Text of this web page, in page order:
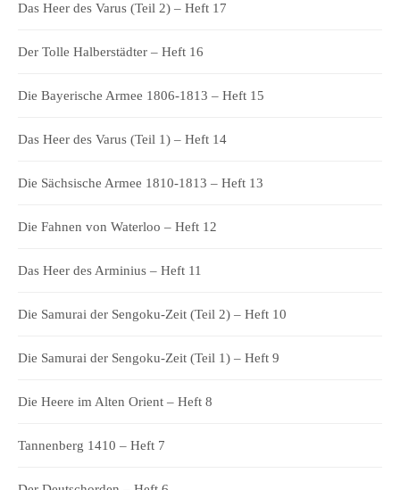
Das Heer des Varus (Teil 2) – Heft 17
Der Tolle Halberstädter – Heft 16
Die Bayerische Armee 1806-1813 – Heft 15
Das Heer des Varus (Teil 1) – Heft 14
Die Sächsische Armee 1810-1813 – Heft 13
Die Fahnen von Waterloo – Heft 12
Das Heer des Arminius – Heft 11
Die Samurai der Sengoku-Zeit (Teil 2) – Heft 10
Die Samurai der Sengoku-Zeit (Teil 1) – Heft 9
Die Heere im Alten Orient – Heft 8
Tannenberg 1410 – Heft 7